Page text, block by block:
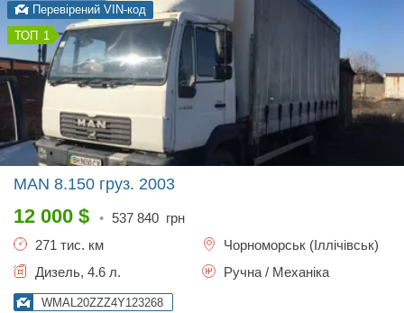
Перевірений VIN-код
1
MAN 8.150 груз. 2003
12 000 $ • 537 840 грн
271 тис. км
Чорноморськ (Іллічівськ)
Дизель, 4.6 л.
Ручна / Механіка
WMAL20ZZZ4Y123268